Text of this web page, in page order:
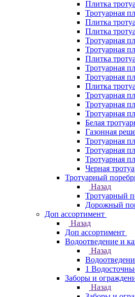
Плитка
Тротуарная
Плитка
Плитка
Тротуарная
Тротуарная
Плитка
Тротуарная
Тротуарная
Плитка
Тротуарная
Тротуарная
Тротуарная
Белая
Газонная
Тротуарная
Тротуарная
Тротуарная
Черная
Тротуарный
Назад
Тротуарный
Дорожный
Доп ассортимент
Назад
Доп ассортимент
Водоотведение и
Назад
1
Заборы и
Назад